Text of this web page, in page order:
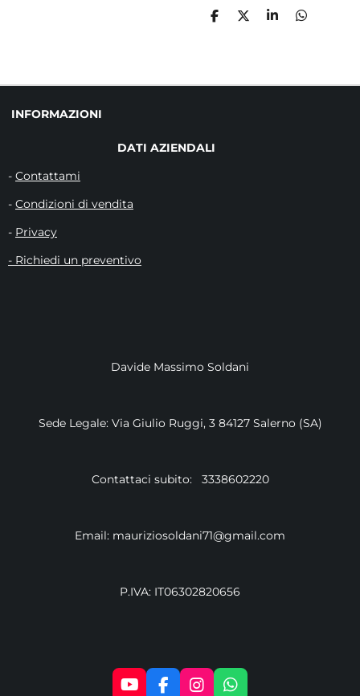
C
V
C
V
C
V
C
V
INFORMAZIONI
DATI AZIENDALI
- Contattami
- Condizioni di vendita
- Privacy
- Richiedi un preventivo
Davide Massimo Soldani
Sede Legale: Via Giulio Ruggi, 3 84127 Salerno (SA)
Contattaci subito: 3338602220
Email: mauriziosoldani71@gmail.com
P.IVA: IT06302820656
Y F I W